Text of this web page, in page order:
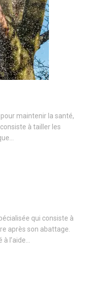
pour maintenir la santé,
à tailler les
qui consiste à
après son abattage.
l’aide…